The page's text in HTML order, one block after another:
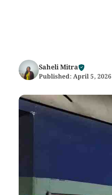
Saheli Mitra
Published: April 5, 2026